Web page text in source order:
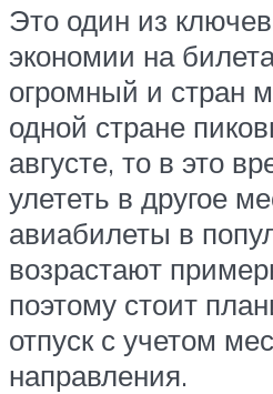
Это один из
экономии на
огромный и стран
одной стране
августе, то в это
улететь в другое
авиабилеты в
возрастают
поэтому стоит
отпуск с учетом
направления.